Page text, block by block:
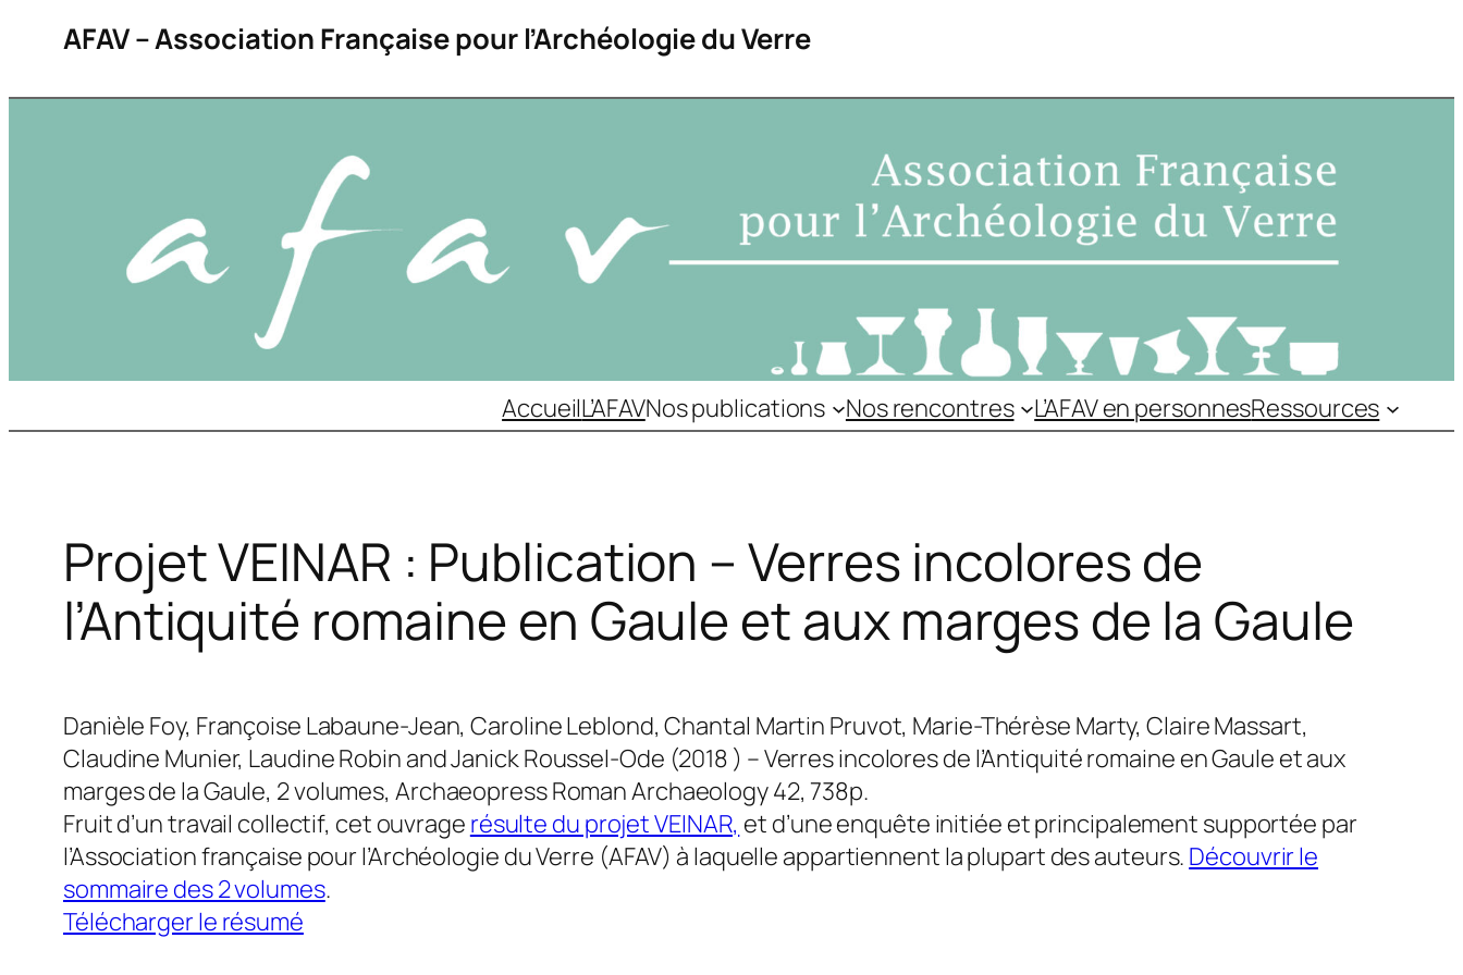
contenu
AFAV – Association Française pour l’Archéologie du Verre
AccueilL’AFAVNos publications Nos rencontres L’AFAV en personnesRessources
Projet VEINAR : Publication – Verres incolores de
l’Antiquité romaine en Gaule et aux marges de la Gaule
Danièle Foy, Françoise Labaune-Jean, Caroline Leblond, Chantal Martin Pruvot, Marie-Thérèse Marty, Claire Massart,
Claudine Munier, Laudine Robin and Janick Roussel-Ode (2018 ) –Verres incolores de l’Antiquité romaine en Gaule et aux
marges de la Gaule, 2 volumes, Archaeopress Roman Archaeology 42, 738p.
Fruit d’un travail collectif, cet ouvrage résulte du projet VEINAR, et d’une enquête initiée et principalement supportée par
l’Association française pour l’Archéologie du Verre (AFAV) à laquelle appartiennent la plupart des auteurs. Découvrir le
sommaire des 2 volumes.
Télécharger le résumé